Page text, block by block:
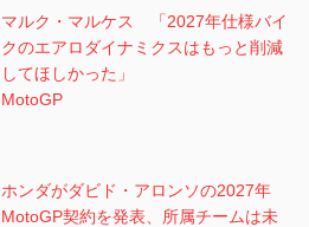
マルク・マルケス 「2027年仕様バイ
クのエアロダイナミクスはもっと削減
してほしかった」
MotoGP
ホンダがダビド・アロンソの2027年
MotoGP契約を発表、所属チームは未